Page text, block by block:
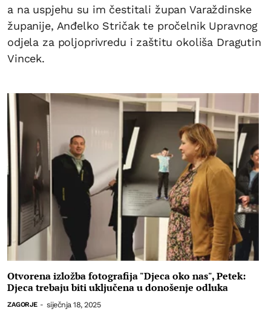
a na uspjehu su im čestitali župan Varaždinske
županije, Anđelko Stričak te pročelnik Upravnog
odjela za poljoprivredu i zaštitu okoliša Dragutin
Vincek.
Otvorena izložba fotografija "Djeca oko nas", Petek:
Djeca trebaju biti uključena u donošenje odluka
ZAGORJE - siječnja 18, 2025